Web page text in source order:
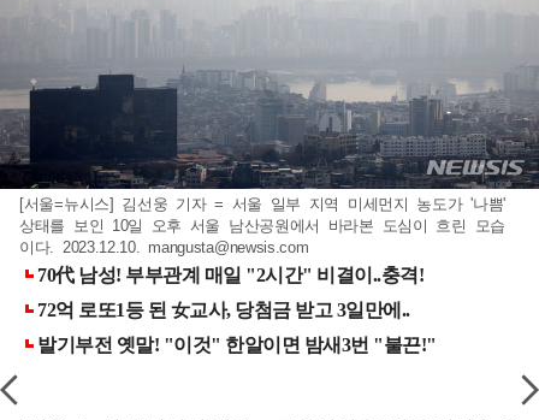
[서울=뉴시스] 김선웅 기자 = 서울 일부 지역 미세먼지 농도가 '나쁨'
상태를 보인 10일 오후 서울 남산공원에서 바라본 도심이 흐린 모습
이다. 2023.12.10. mangusta@newsis.com